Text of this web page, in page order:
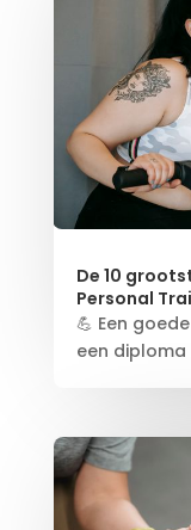
De 10
Personal
💪 Een
een diploma